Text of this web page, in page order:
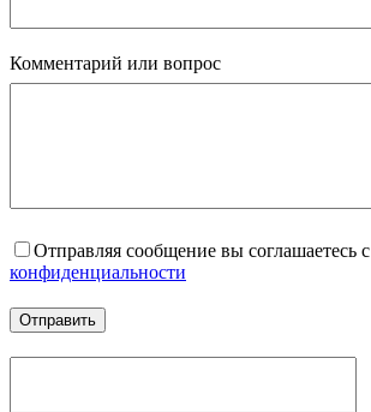
Комментарий или вопрос
Отправляя сообщение вы соглашаетесь с
конфиденциальности